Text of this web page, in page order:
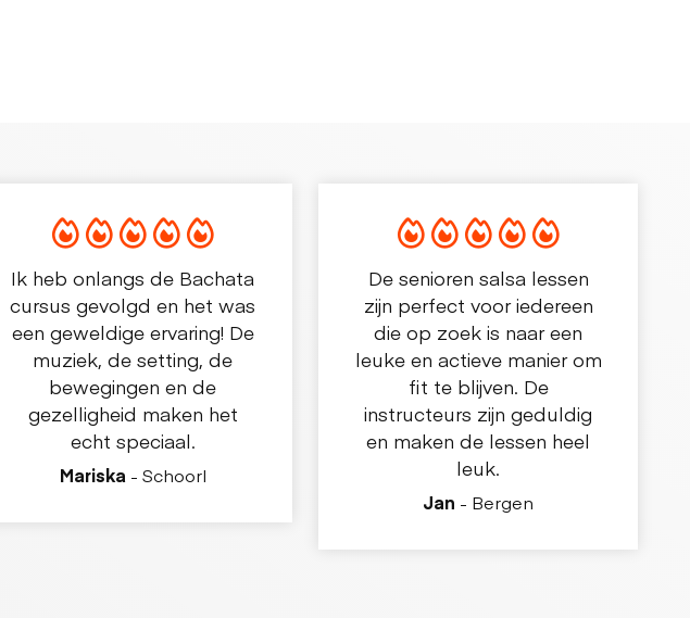
Ik heb onlangs de Bachata
cursus gevolgd en het was
een geweldige ervaring! De
muziek, de setting, de
bewegingen en de
gezelligheid maken het
echt speciaal.
Mariska - Schoorl
De senioren salsa lessen
zijn perfect voor iedereen
die op zoek is naar een
leuke en actieve manier om
fit te blijven. De
instructeurs zijn geduldig
en maken de lessen heel
leuk.
Jan - Bergen